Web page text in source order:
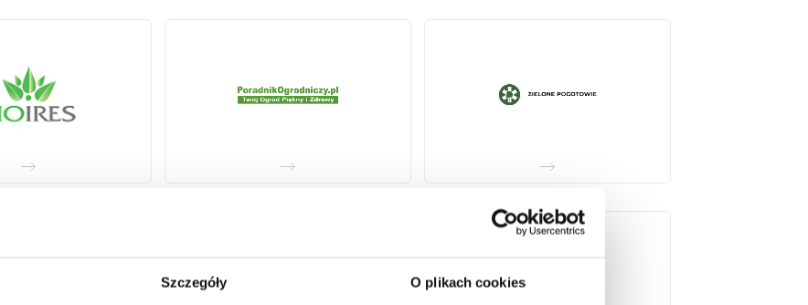
Szczegóły O plikach cookies